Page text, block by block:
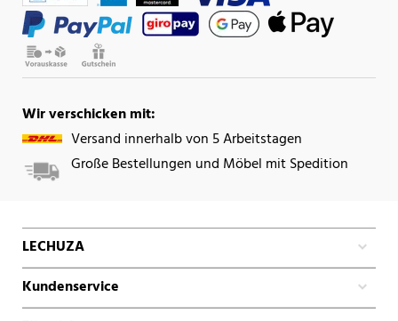
Wir verschicken mit:
Versand innerhalb von 5 Arbeitstagen
Große Bestellungen und Möbel mit Spedition
LECHUZA
Kundenservice